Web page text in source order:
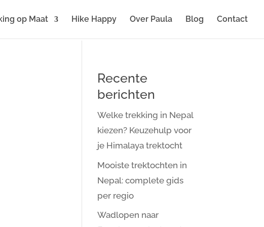
op Maat Hike Happy Over Paula Blog Contact
Recente
berichten
Welke trekking in Nepal
kiezen? Keuzehulp voor
je Himalaya trektocht
Mooiste trektochten in
Nepal: complete gids
per regio
Wadlopen naar